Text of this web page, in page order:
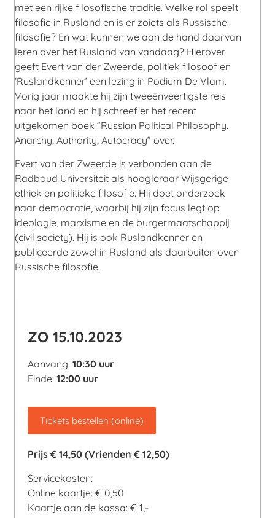
met een rijke filosofische traditie. Welke rol speelt
filosofie in Rusland en is er zoiets als Russische
filosofie? En wat kunnen we aan de hand daarvan
leren over het Rusland van vandaag? Hierover
geeft Evert van der Zweerde, politiek filosoof en
‘Ruslandkenner’ een lezing in Podium De Vlam.
Vorig jaar maakte hij zijn tweeënveertigste reis
naar het land en hij schreef er het recent
uitgekomen boek “Russian Political Philosophy.
Anarchy, Authority, Autocracy” over.
Evert van der Zweerde is verbonden aan de
Radboud Universiteit als hoogleraar Wijsgerige
ethiek en politieke filosofie. Hij doet onderzoek
naar democratie, waarbij hij zijn focus legt op
ideologie, marxisme en de burgermaatschappij
(civil society). Hij is ook Ruslandkenner en
publiceerde zowel in Rusland als daarbuiten over
Russische filosofie.
ZO 15.10.2023
Aanvang:10:30 uur
Einde:12:00 uur
Tickets bestellen (online)
Prijs€ 14,50 (Vrienden € 12,50)
Servicekosten:
Online kaartje: € 0,50
Kaartje aan de kassa: € 1,-